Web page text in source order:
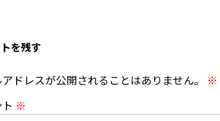
を残す
ドレスが公開されることはありません。 ※
※